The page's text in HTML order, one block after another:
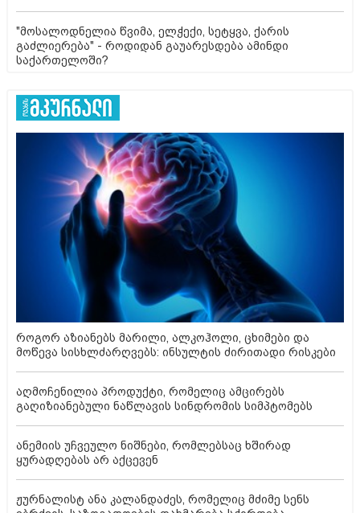
"მოსალოდნელია წვიმა, ელჭექი, სეტყვა, ქარის
გაძლიერება" - როდიდან გაუარესდება ამინდი
საქართელოში?
როგორ აზიანებს მარილი, ალკოჰოლი, ცხიმები და
მოწევა სისხლძარღვებს: ინსულტის ძირითადი რისკები
აღმოჩენილია პროდუქტი, რომელიც ამცირებს
გაღიზიანებული ნაწლავის სინდრომის სიმპტომებს
ანემიის უჩვეულო ნიშნები, რომლებსაც ხშირად
ყურადღებას არ აქცევენ
ჟურნალისტ ანა კალანდაძეს, რომელიც მძიმე სენს